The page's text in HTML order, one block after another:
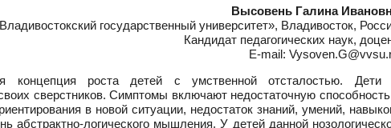
Высовень Галина
государственный университет», Владивосток,
Кандидат педагогических наук,
E-mail:
концепция роста детей с умственной отсталостью. Дети
сверстников. Симптомы включают недостаточную
в новой ситуации, недостаток знаний, умений,
абстрактно-логического мышления. У детей данной